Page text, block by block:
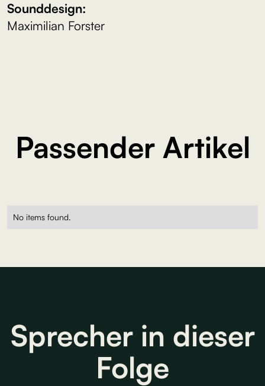
Sounddesign:
Maximilian Forster
Passender Artikel
No items found.
Sprecher in dieser
Folge